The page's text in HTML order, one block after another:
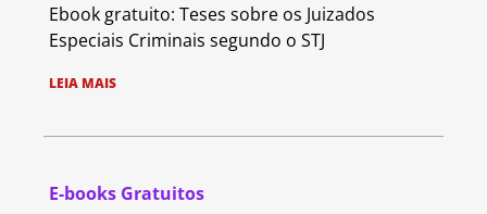
Ebook gratuito: Teses sobre os Juizados
Especiais Criminais segundo o STJ
LEIA MAIS
E-books Gratuitos